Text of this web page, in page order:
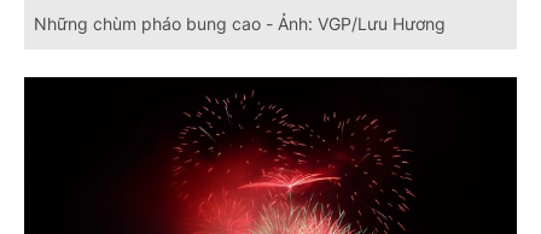
Những chùm pháo bung cao - Ảnh: VGP/Lưu Hương